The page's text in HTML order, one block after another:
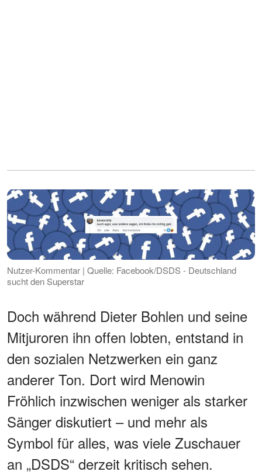
Nutzer-Kommentar | Quelle: Facebook/DSDS - Deutschland
sucht den Superstar
Doch während Dieter Bohlen und seine
Mitjuroren ihn offen lobten, entstand in
den sozialen Netzwerken ein ganz
anderer Ton. Dort wird Menowin
Fröhlich inzwischen weniger als starker
Sänger diskutiert – und mehr als
Symbol für alles, was viele Zuschauer
an „DSDS“ derzeit kritisch sehen.